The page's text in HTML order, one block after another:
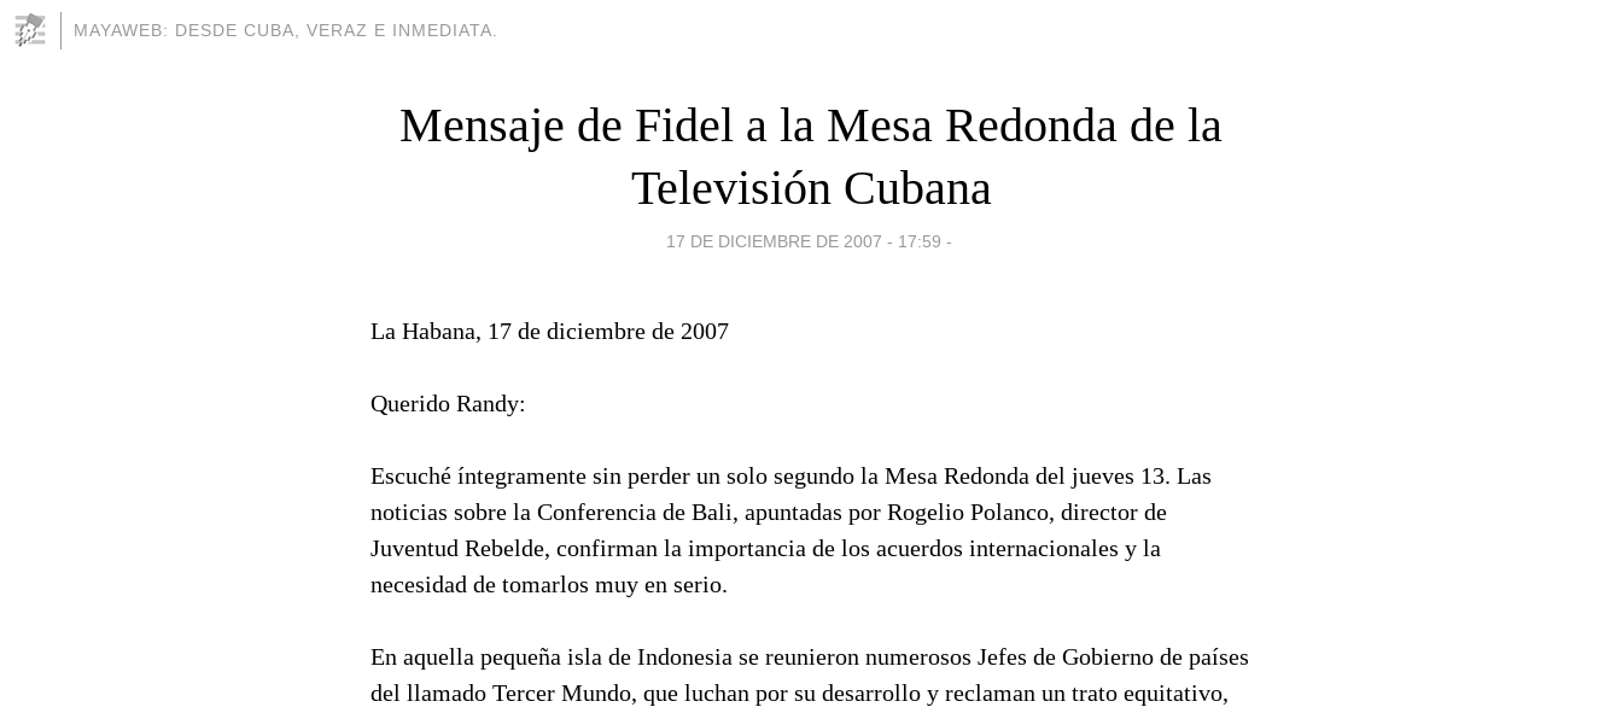
MAYAWEB: DESDE CUBA, VERAZ E INMEDIATA.
Mensaje de Fidel a la Mesa Redonda de la
Televisión Cubana
17 DE DICIEMBRE DE 2007 - 17:59 -
La Habana, 17 de diciembre de 2007
Querido Randy:
Escuché íntegramente sin perder un solo segundo la Mesa Redonda del jueves 13. Las
noticias sobre la Conferencia de Bali, apuntadas por Rogelio Polanco, director de
Juventud Rebelde, confirman la importancia de los acuerdos internacionales y la
necesidad de tomarlos muy en serio.
En aquella pequeña isla de Indonesia se reunieron numerosos Jefes de Gobierno de países
del llamado Tercer Mundo, que luchan por su desarrollo y reclaman un trato equitativo,